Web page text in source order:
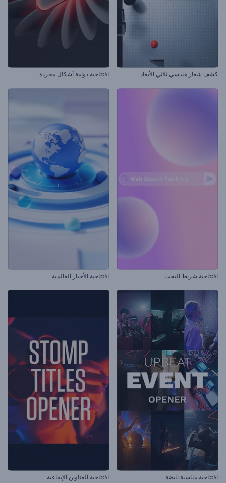
كشف شعار هندسي ثلاثي الأبعاد افتتاحية دوامة أشكال مجردة
افتتاحية شريط البحث افتتاحية الأخبار العالمية
افتتاحية مناسبة نابضة افتتاحية العناوين الإيقاعية